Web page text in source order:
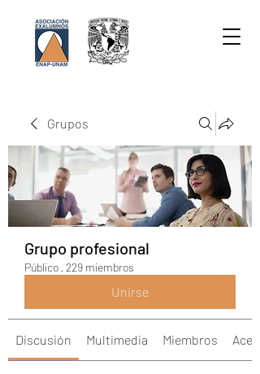
Grupos
Grupo profesional
Público · 229 miembros
Unirse
Discusión Multimedia Miembros